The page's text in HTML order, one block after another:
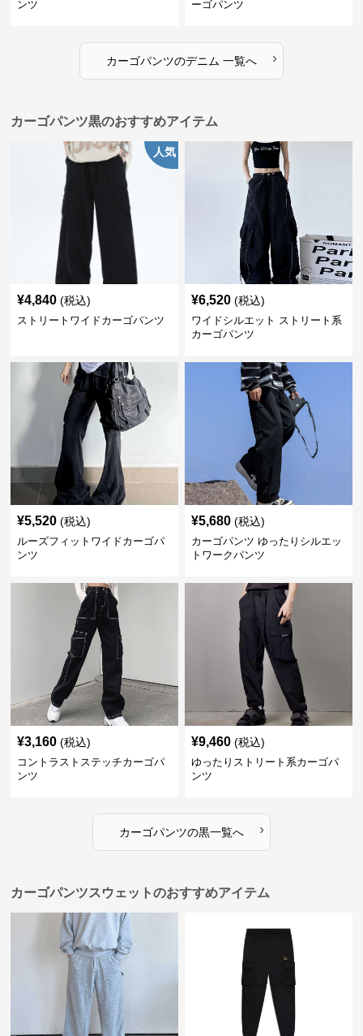
ンツ ーゴパンツ
カーゴパンツのデニム 一覧へ ›
カーゴパンツ黒のおすすめアイテム
人気
¥4,840 (税込)
ストリートワイドカーゴパンツ
¥6,520 (税込)
ワイドシルエット ストリート系
カーゴパンツ
¥5,520 (税込)
ルーズフィットワイドカーゴパ
ンツ
¥5,680 (税込)
カーゴパンツ ゆったりシルエッ
トワークパンツ
¥3,160 (税込)
コントラストステッチカーゴパ
ンツ
¥9,460 (税込)
ゆったりストリート系カーゴパ
ンツ
カーゴパンツの黒一覧へ ›
カーゴパンツスウェットのおすすめアイテム